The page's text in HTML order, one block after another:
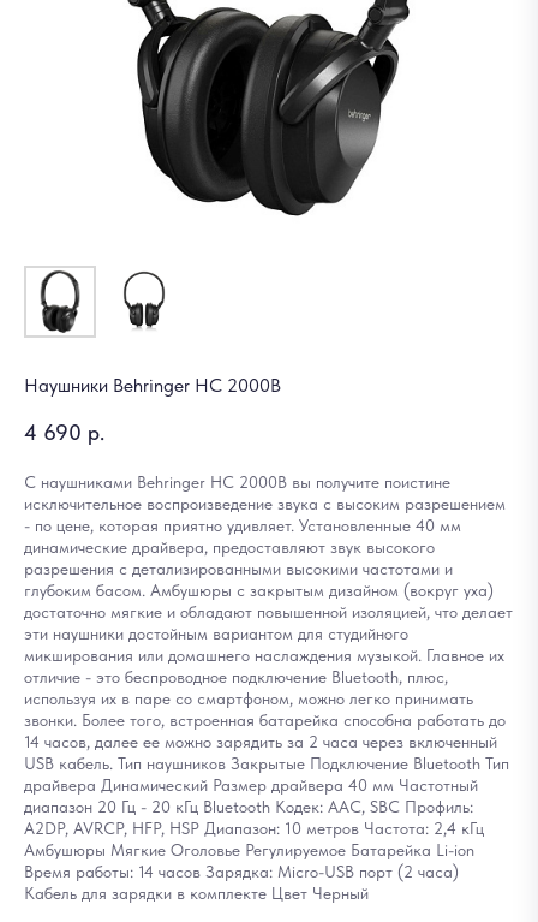
Наушники Behringer HС 2000B
4 690 р.
С наушниками Behringer HC 2000B вы получите поистине
исключительное воспроизведение звука с высоким разрешением
- по цене, которая приятно удивляет. Установленные 40 мм
динамические драйвера, предоставляют звук высокого
разрешения с детализированными высокими частотами и
глубоким басом. Амбушюры с закрытым дизайном (вокруг уха)
достаточно мягкие и обладают повышенной изоляцией, что делает
эти наушники достойным вариантом для студийного
микширования или домашнего наслаждения музыкой. Главное их
отличие - это беспроводное подключение Bluetooth, плюс,
используя их в паре со смартфоном, можно легко принимать
звонки. Более того, встроенная батарейка способна работать до
14 часов, далее ее можно зарядить за 2 часа через включенный
USB кабель. Тип наушников Закрытые Подключение Bluetooth Тип
драйвера Динамический Размер драйвера 40 мм Частотный
диапазон 20 Гц - 20 кГц Bluetooth Кодек: AAC, SBC Профиль:
A2DP, AVRCP, HFP, HSP Диапазон: 10 метров Частота: 2,4 кГц
Амбушюры Мягкие Оголовье Регулируемое Батарейка Li-ion
Время работы: 14 часов Зарядка: Micro-USB порт (2 часа)
Кабель для зарядки в комплекте Цвет Черный